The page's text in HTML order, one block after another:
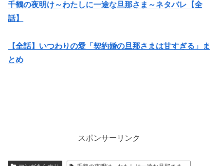
千鶴の夜明け～わたしに一途な旦那さま～ネタバレ【全
話】
【全話】いつわりの愛「契約婚の旦那さまは甘すぎる」ま
とめ
スポンサーリンク